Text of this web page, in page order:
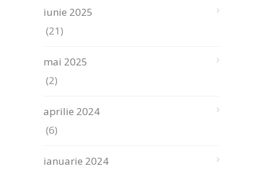
iunie 2025
(21)
mai 2025
(2)
aprilie 2024
(6)
ianuarie 2024